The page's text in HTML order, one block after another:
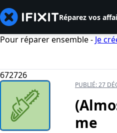
Réparez vos
Pour réparer ensemble - Je
672726
PUBLIÉ:27
me